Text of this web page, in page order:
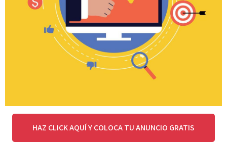
HAZ CLICK AQUÍ Y COLOCA TU ANUNCIO GRATIS